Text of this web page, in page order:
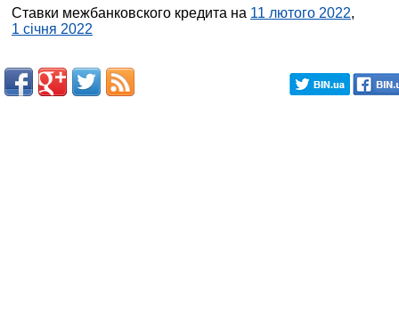
Ставки межбанковского кредита на 11 лютого 2022,
1 січня 2022